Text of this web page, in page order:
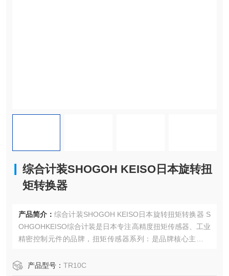
综合计装SHOGOH KEISO日本旋转扭
矩转换器
产品简介： 综合计装SHOGOH KEISO日本旋转扭矩转换器 S
OHGOHKEISO综合计装是日本专注高精度扭矩传感器、工业
精密控制元件的品牌，扭矩传感器系列：是品牌核心主打产
监测场景，在汽车动力测试、精密机械行业应用广泛。全系
产品型号： TR10C